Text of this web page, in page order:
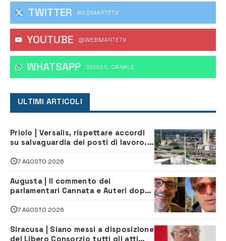
TWITTER WEBMARTETV
YOUTUBE @WEBMARTETV
WHATSAPP ‎SEGUI IL CANALE
ULTIMI ARTICOLI
Priolo | Versalis, rispettare accordi
su salvaguardia dei posti di lavoro. Il
7 AGOSTO 2026
Augusta | Il commento dei
parlamentari Cannata e Auteri dopo
depuratore
7 AGOSTO 2026
Siracusa | Siano messi a disposizione
del Libero Consorzio tutti gli atti